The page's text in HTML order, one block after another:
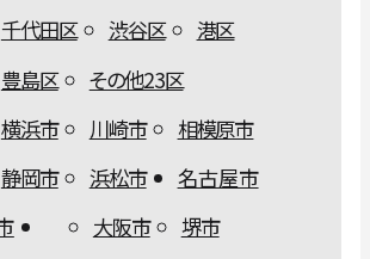
千代田区 渋谷区
港区
豊島区
その他23区
横浜市
川崎市
相模原市
静岡市
浜松市
名古屋市
大阪市
堺市